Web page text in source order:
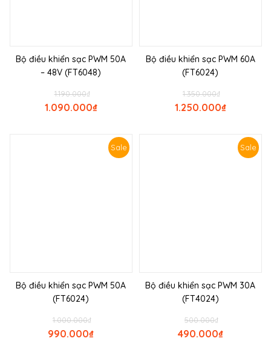
Bộ điều khiển sạc PWM 50A
– 48V (FT6048)
₫
1.190.000
₫
1.090.000
Bộ điều khiển sạc PWM 60A
(FT6024)
₫
1.350.000
₫
1.250.000
Sale
Bộ điều khiển sạc PWM 50A
(FT6024)
₫
1.000.000
₫
990.000
Sale
Bộ điều khiển sạc PWM 30A
(FT4024)
₫
500.000
₫
490.000